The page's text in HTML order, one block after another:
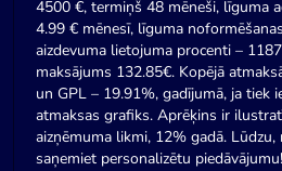
4500 €, termiņš 48 mēneši, līguma
4.99 € mēnesī, līguma
aizdevuma lietojuma procenti –
maksājums 132.85€. Kopējā
un GPL – 19.91%, gadījumā, ja tiek
atmaksas grafiks. Aprēķins ir
aizņēmuma likmi, 12% gadā.
saņemiet personalizētu piedāvājumu!